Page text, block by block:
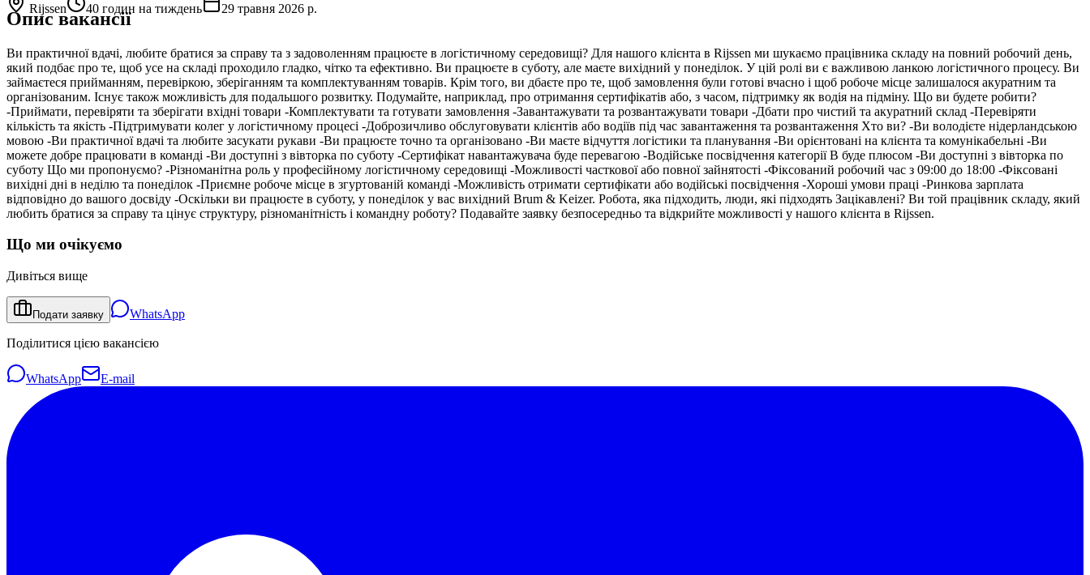
Rijssen 40 годин на тиждень 29 травня 2026 р.
Опис вакансії
Ви практичної вдачі, любите братися за справу та з задоволенням працюєте в логістичному середовищі? Для нашого клієнта в Rijssen ми шукаємо працівника складу на повний робочий день,
який подбає про те, щоб усе на складі проходило гладко, чітко та ефективно. Ви працюєте в суботу, але маєте вихідний у понеділок. У цій ролі ви є важливою ланкою логістичного процесу. Ви
займаєтеся прийманням, перевіркою, зберіганням та комплектуванням товарів. Крім того, ви дбаєте про те, щоб замовлення були готові вчасно і щоб робоче місце залишалося акуратним та
організованим. Існує також можливість для подальшого розвитку. Подумайте, наприклад, про отримання сертифікатів або, з часом, підтримку як водія на підміну. Що ви будете робити?
-Приймати, перевіряти та зберігати вхідні товари -Комплектувати та готувати замовлення -Завантажувати та розвантажувати товари -Дбати про чистий та акуратний склад -Перевіряти
кількість та якість -Підтримувати колег у логістичному процесі -Доброзичливо обслуговувати клієнтів або водіїв під час завантаження та розвантаження Хто ви? -Ви володієте нідерландською
мовою -Ви практичної вдачі та любите засукати рукави -Ви працюєте точно та організовано -Ви маєте відчуття логістики та планування -Ви орієнтовані на клієнта та комунікабельні -Ви
можете добре працювати в команді -Ви доступні з вівторка по суботу -Сертифікат навантажувача буде перевагою -Водійське посвідчення категорії B буде плюсом -Ви доступні з вівторка по
суботу Що ми пропонуємо? -Різноманітна роль у професійному логістичному середовищі -Можливості часткової або повної зайнятості -Фіксований робочий час з 09:00 до 18:00 -Фіксовані
вихідні дні в неділю та понеділок -Приємне робоче місце в згуртованій команді -Можливість отримати сертифікати або водійські посвідчення -Хороші умови праці -Ринкова зарплата
відповідно до вашого досвіду -Оскільки ви працюєте в суботу, у понеділок у вас вихідний Brum & Keizer. Робота, яка підходить, люди, які підходять Зацікавлені? Ви той працівник складу, який
любить братися за справу та цінує структуру, різноманітність і командну роботу? Подавайте заявку безпосередньо та відкрийте можливості у нашого клієнта в Rijssen.
Що ми очікуємо
Дивіться вище
Подати заявку WhatsApp
Поділитися цією вакансією
WhatsApp E-mail